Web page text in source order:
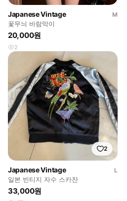
Japanese Vintage
M
꽃무늬 바람막이
20,000원
2
2
Japanese Vintage
L
일본 빈티지 자수 스카잔
33,000원